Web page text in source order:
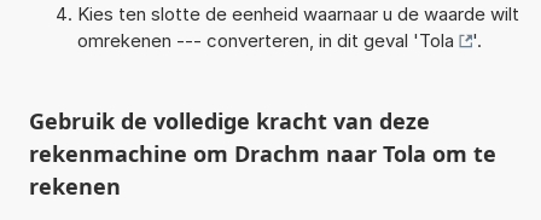
Kies ten slotte de eenheid waarnaar u de waarde wilt
omrekenen --- converteren, in dit geval 'Tola '.
Gebruik de volledige kracht van deze
rekenmachine om Drachm naar Tola om te
rekenen